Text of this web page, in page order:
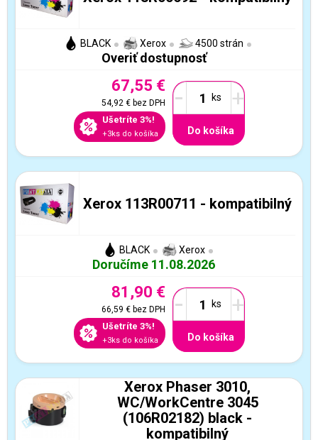
BLACK Xerox 4500 strán
Overiť dostupnosť
67,55 €
54,92 €bez DPH
Ušetríte 3%!
+3ks do košíka
- +
Do košíka
Xerox 113R00711 - kompatibilný
BLACK Xerox
Doručíme 11.08.2026
81,90 €
66,59 €bez DPH
Ušetríte 3%!
+3ks do košíka
- +
Do košíka
Xerox Phaser 3010,
WC/WorkCentre 3045
(106R02182) black -
kompatibilný